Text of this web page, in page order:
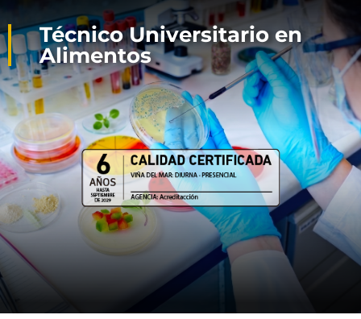
Técnico Universitario en
Alimentos